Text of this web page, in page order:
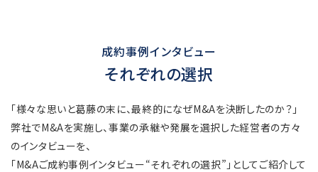
成約事例インタビュー
それぞれの選択
「様々な思いと葛藤の末に、最終的になぜM&Aを決断したのか？」
弊社でM&Aを実施し、事業の承継や発展を選択した経営者の方々
のインタビューを、
「M&Aご成約事例インタビュー“それぞれの選択”」としてご紹介して